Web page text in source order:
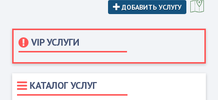
VIP УСЛУГИ
КАТАЛОГ УСЛУГ
ДОБАВИТЬ УСЛУГУ